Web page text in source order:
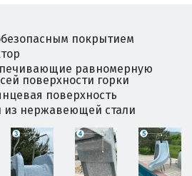
покрытием
равномерную
поверхности горки
поверхность
из нержавеющей стали